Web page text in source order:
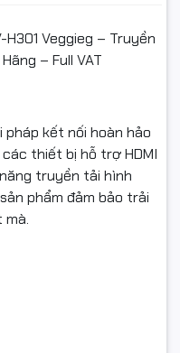
H301 Veggieg – Truyền
– Full VAT
pháp kết nối hoàn hảo
thiết bị hỗ trợ HDMI
truyền tải hình
phẩm đảm bảo trải
mà.